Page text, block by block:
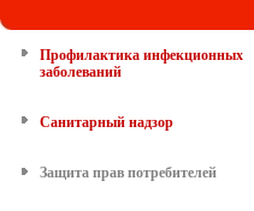
Профилактика инфекционных
заболеваний
Санитарный надзор
Защита прав потребителей